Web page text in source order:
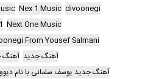
divoonegi
Nex 1 Music
Next One Music
From Yousef Salmani
آهنگ جدید آهنگ
آهنگ جدید یوسف سلمانی با نام